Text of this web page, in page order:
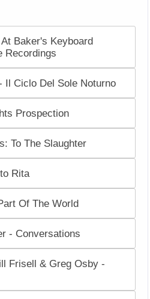
Baker's Keyboard
Recordings
Il Ciclo Del Sole Noturno
Prospection
To The Slaughter
Rita
Of The World
- Conversations
Frisell & Greg Osby -